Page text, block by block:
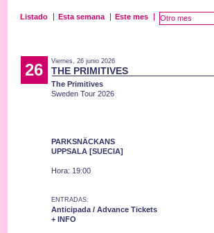
Listado Esta semana Este mes Otro mes
26 Viernes, 26 junio 2026
THE PRIMITIVES
The Primitives
Sweden Tour 2026
PARKSNÄCKANS
UPPSALA [SUECIA]
Hora: 19:00
ENTRADAS:
Anticipada / Advance Tickets
+ INFO